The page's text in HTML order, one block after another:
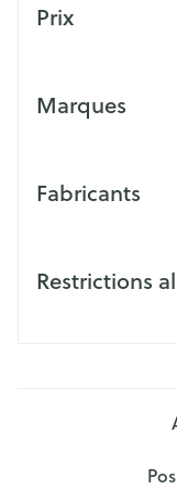
Prix
Marques
Fabricants
Restrictions